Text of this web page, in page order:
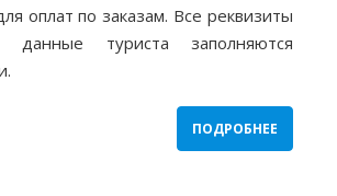
оплат по заказам. Все реквизиты
данные туриста заполняются
ПОДРОБНЕЕ